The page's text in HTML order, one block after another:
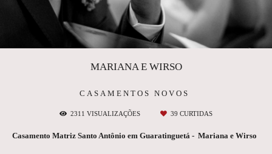
CASAMENTOS NOVOS
MARIANA E WIRSO
2311 VISUALIZAÇÕES 39 CURTIDAS
Casamento Matriz Santo Antônio em Guaratinguetá - Mariana e Wirso